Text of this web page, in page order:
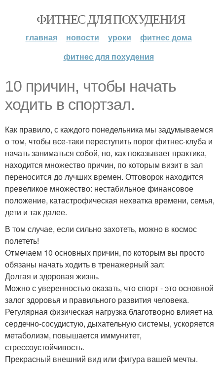
ФИТНЕС ДЛЯ ПОХУДЕНИЯ
главная новости уроки
фитнес дома
фитнес для похудения
10 причин, чтобы начать
ходить в спортзал.
Как правило, с каждого понедельника мы задумываемся
о том, чтобы все-таки переступить порог фитнес-клуба и
начать заниматься собой, но, как показывает практика,
находится множество причин, по которым визит в зал
переносится до лучших времен. Отговорок находится
превеликое множество: нестабильное финансовое
положение, катастрофическая нехватка времени, семья,
дети и так далее.
В том случае, если сильно захотеть, можно в космос
полететь!
Отмечаем 10 основных причин, по которым вы просто
обязаны начать ходить в тренажерный зал:
Долгая и здоровая жизнь.
Можно с уверенностью оказать, что спорт - это основной
залог здоровья и правильного развития человека.
Регулярная физическая нагрузка благотворно влияет на
сердечно-сосудистую, дыхательную системы, ускоряется
метаболизм, повышается иммунитет,
стрессоустойчивость.
Прекрасный внешний вид или фигура вашей мечты.